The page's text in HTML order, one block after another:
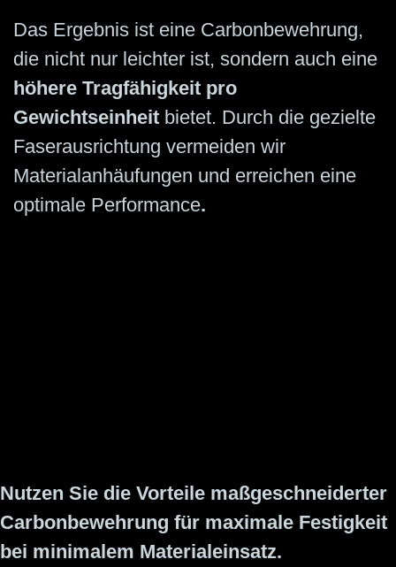
Das Ergebnis ist eine Carbonbewehrung,
die nicht nur leichter ist, sondern auch eine
höhere Tragfähigkeit pro
Gewichtseinheit bietet. Durch die gezielte
Faserausrichtung vermeiden wir
Materialanhäufungen und erreichen eine
optimale Performance.
Nutzen Sie die Vorteile maßgeschneiderter
Carbonbewehrung für maximale Festigkeit
bei minimalem Materialeinsatz.